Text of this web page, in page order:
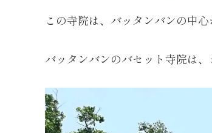
この寺院は、バッタンバンの中
バッタンバンのバセット寺院は、